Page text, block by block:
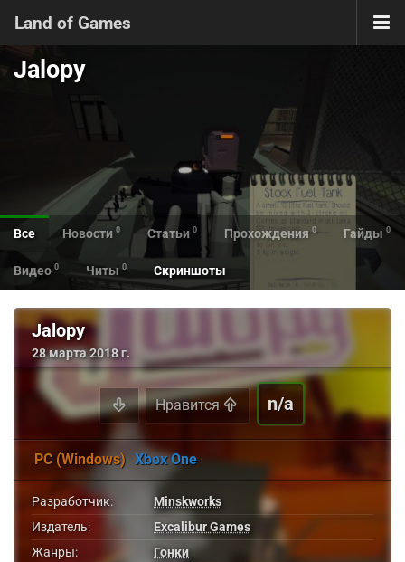
Land of Games
Jalopy
Все Новости 0 Статьи 0 Прохождения 0 Гайды 0
Видео 0 Читы 0 Скриншоты
Jalopy
28 марта 2018 г.
Нравится n/a
PC (Windows) Xbox One
Разработчик:
Minskworks
Издатель:
Excalibur Games
Жанры:
Гонки